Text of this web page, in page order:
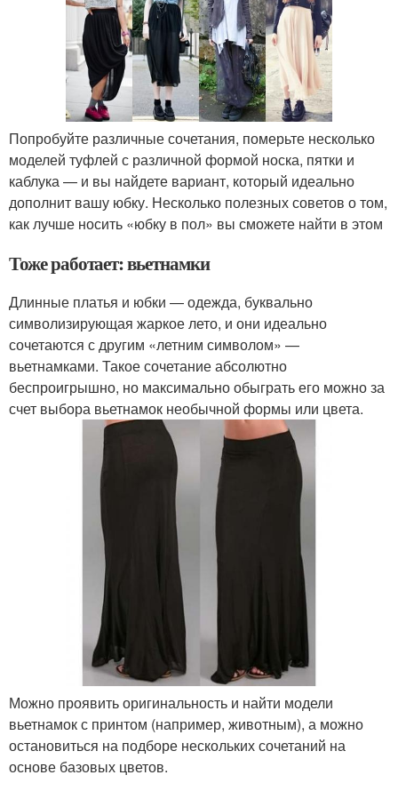
Попробуйте различные сочетания, померьте несколько
моделей туфлей с различной формой носка, пятки и
каблука — и вы найдете вариант, который идеально
дополнит вашу юбку. Несколько полезных советов о том,
как лучше носить «юбку в пол» вы сможете найти в этом
Тоже работает: вьетнамки
Длинные платья и юбки — одежда, буквально
символизирующая жаркое лето, и они идеально
сочетаются с другим «летним символом» —
вьетнамками. Такое сочетание абсолютно
беспроигрышно, но максимально обыграть его можно за
счет выбора вьетнамок необычной формы или цвета.
Можно проявить оригинальность и найти модели
вьетнамок с принтом (например, животным), а можно
остановиться на подборе нескольких сочетаний на
основе базовых цветов.